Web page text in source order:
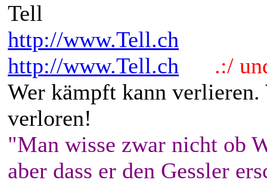
Tell
http://www.Tell.ch
http://www.Tell.ch
.:/
Wer kämpft kann
verloren!
"Man wisse zwar nicht ob
aber dass er den Gessler